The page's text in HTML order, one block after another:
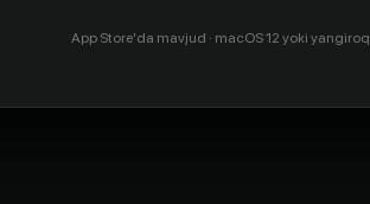
App Store'da mavjud · macOS 12 yoki yangiroq